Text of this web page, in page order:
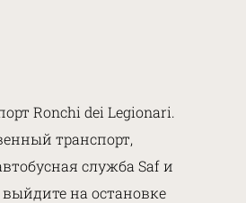
Ronchi dei Legionari.
транспорт,
служба Saf и
выйдите на остановке